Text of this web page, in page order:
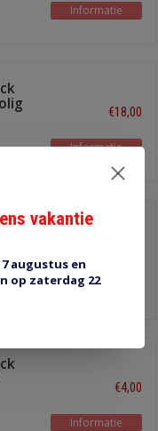
Informatie
€18,00
Informatie
Informatie
€4,00
Informatie
vakantie
augustus en
op zaterdag 22